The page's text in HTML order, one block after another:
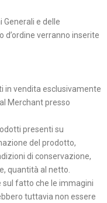
Generali e delle
verranno inserite
in vendita esclusivamente
Merchant presso
presenti su
del prodotto,
di conservazione,
quantità al netto.
sul fatto che le immagini
tuttavia non essere